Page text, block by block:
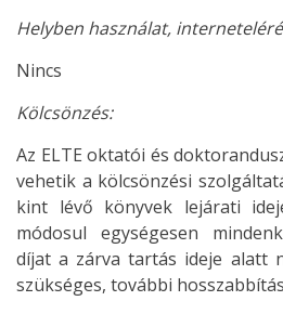
Helyben használat,
Nincs
Kölcsönzés:
Az ELTE oktatói és
vehetik a kölcsönzési
kint lévő könyvek lejárati
módosul egységesen
díjat a zárva tartás ideje alatt
szükséges, további